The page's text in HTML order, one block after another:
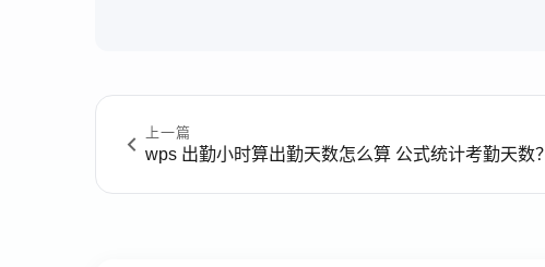
上一篇
wps 出勤小时算出勤天数怎么算 公式统计考勤天数？